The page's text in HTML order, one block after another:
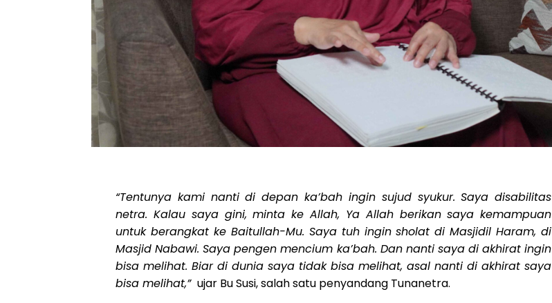
“Tentunya kami nanti di depan ka’bah ingin sujud syukur. Saya disabilitas
netra. Kalau saya gini, minta ke Allah, Ya Allah berikan saya kemampuan
untuk berangkat ke Baitullah-Mu. Saya tuh ingin sholat di Masjidil Haram, di
Masjid Nabawi. Saya pengen mencium ka’bah. Dan nanti saya di akhirat ingin
bisa melihat. Biar di dunia saya tidak bisa melihat, asal nanti di akhirat saya
bisa melihat,” ujar Bu Susi, salah satu penyandang Tunanetra.